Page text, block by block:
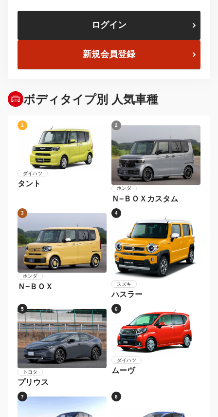
ログイン
新規会員登録
ボディタイプ別 人気車種
1
ダイハツ
タント
2
ホンダ
Ｎ−ＢＯＸカスタム
3
ホンダ
Ｎ−ＢＯＸ
4
スズキ
ハスラー
5
トヨタ
プリウス
6
ダイハツ
ムーヴ
7 8